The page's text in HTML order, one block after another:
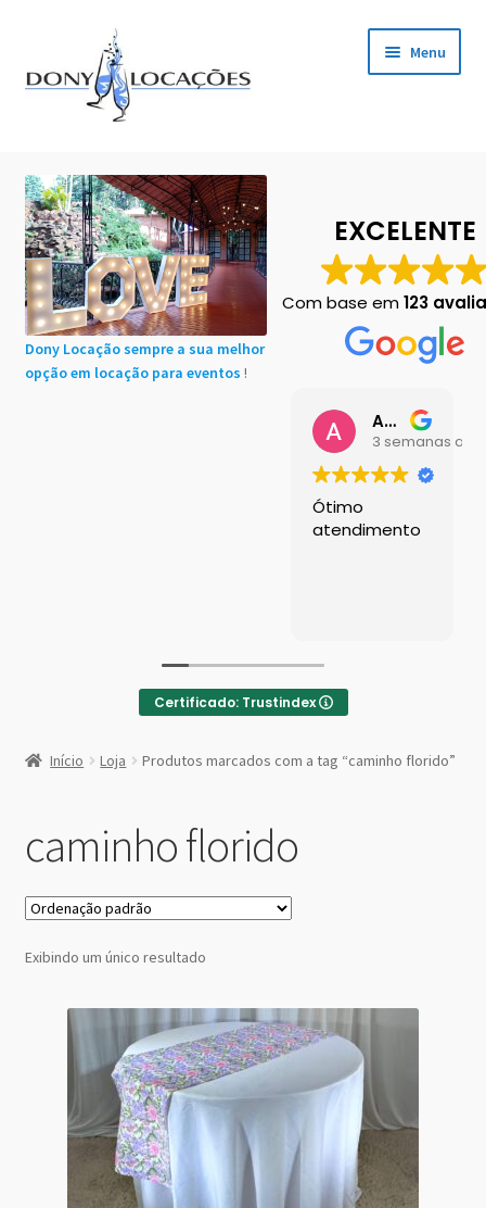
para
navegação
para
o
Menu
Cadastro de Clientes
Carrinho
Chácaras em Botucatu
Contact
Parallax Shop
Big Sale
Fullscreen Fashion
Grid Style 1
Grid Style 2
Grid Style 3
Mega Shop
Dony Locação sempre a sua melhor
opção em locação para eventos !
EXCELENTE
Com base em123
Ana Buttini
3 semanas
Ótimo
atendimento
Certificado: Trustindex
Caminho
Florido
Início Loja Produtos marcados com a tag “caminho florido”
caminho florido
Exibindo um único resultado